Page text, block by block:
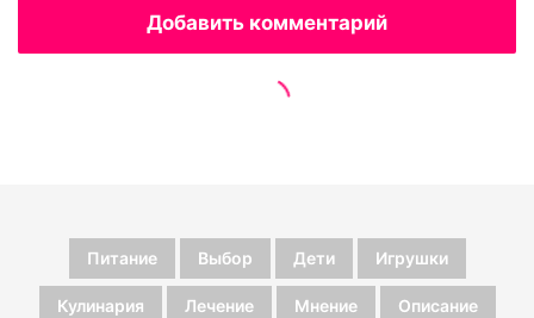
Питание Выбор Дети Игрушки
Кулинария Лечение Мнение Описание